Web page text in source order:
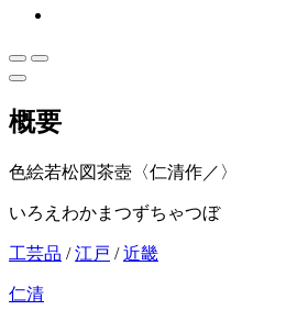
概要
色絵若松図茶壺〈仁清作／〉
いろえわかまつずちゃつぼ
工芸品 /江戸 /近畿
仁清